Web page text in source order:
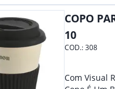
Eficiente E
Quem
Dia A Dia.
Sua Marca E
Mais
COPO
10
COD.:308
Com Visual